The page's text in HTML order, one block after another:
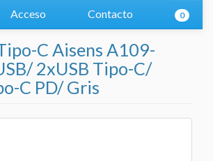
Acceso Contacto 0
C Aisens A109-
2xUSB Tipo-C/
C PD/ Gris